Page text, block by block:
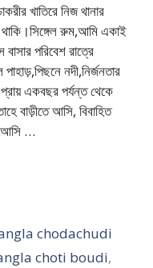
খাতিরে নিজ থানার
রুম,আমি একাই
পরিবেশ রাত্রে
নদী,নির্জনতার
একবছর পর্যন্ত থেকে
বাড়ীতে আসি, বিবাহিত
আসি …
chodachudi
choti boudi,